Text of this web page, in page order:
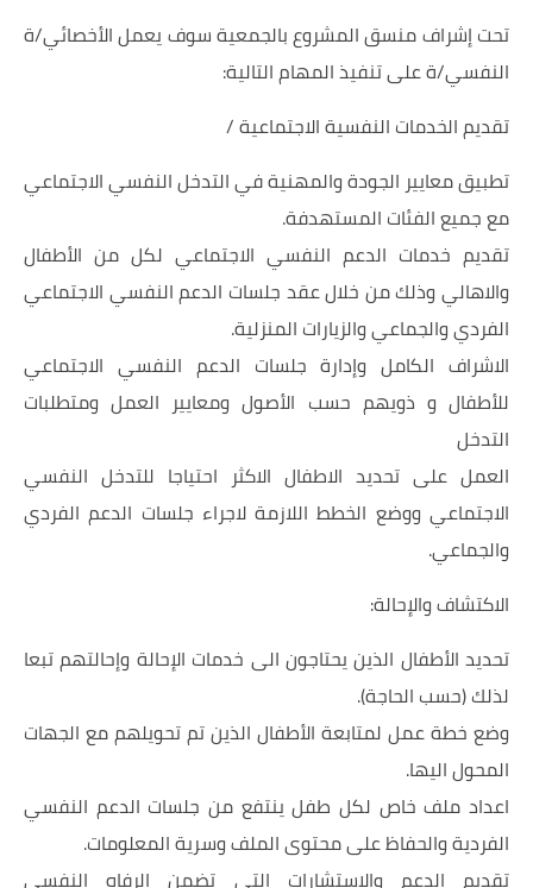
تحت إشراف منسق المشروع بالجمعية سوف يعمل الأخصائي/ة
النفسي/ة على تنفيذ المهام التالية:
تقديم الخدمات النفسية الاجتماعية /
تطبيق معايير الجودة والمهنية في التدخل النفسي الاجتماعي
مع جميع الفئات المستهدفة.
تقديم خدمات الدعم النفسي الاجتماعي لكل من الأطفال
والاهالي وذلك من خلال عقد جلسات الدعم النفسي الاجتماعي
الفردي والجماعي والزيارات المنزلية.
الاشراف الكامل وإدارة جلسات الدعم النفسي الاجتماعي
للأطفال و ذويهم حسب الأصول ومعايير العمل ومتطلبات
التدخل
العمل على تحديد الاطفال الاكثر احتياجا للتدخل النفسي
الاجتماعي ووضع الخطط اللازمة لاجراء جلسات الدعم الفردي
والجماعي.
الاكتشاف والإحالة:
تحديد الأطفال الذين يحتاجون الى خدمات الإحالة وإحالتهم تبعا
لذلك (حسب الحاجة).
وضع خطة عمل لمتابعة الأطفال الذين تم تحويلهم مع الجهات
المحول اليها.
اعداد ملف خاص لكل طفل ينتفع من جلسات الدعم النفسي
الفردية والحفاظ على محتوى الملف وسرية المعلومات.
تقديم الدعم والاستشارات التي تضمن الرفاه النفسي